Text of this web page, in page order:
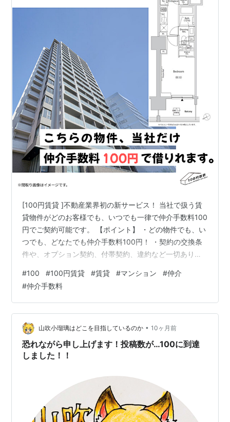
[100円賃貸 ]不動産業界初の新サービス！ 当社で扱う賃
貸物件がどのお客様でも、いつでも一律で仲介手数料100
円でご契約可能です。 【ポイント】 ・どの物件でも、い
つでも、どなたでも仲介手数料100円！ ・契約の交換条
件や、オプション契約、付帯契約、違約など一切ありま
す、強引な接客なども一切ありません！
https://100en.net (100円賃貸サイト) #100円賃貸#不動
産#賃貸#新生活#安心契約#マンション#インテリア#ひ
とり暮らし#お部屋探し#引越し#賃貸マンション#不動産
女子
#100 #100円賃貸 #賃貸 #マンション #仲介
#仲介手数料
山吹小瑠璃はどこを目指しているのか • 10ヶ月前
恐れながら申し上げます！投稿数が…100に到達
しました！！